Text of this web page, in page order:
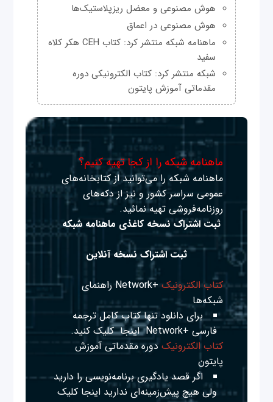
هوش مصنوعی و معضل ریزپلاستیک‌ها
هوش مصنوعی در اعماق
ماهنامه شبکه منتشر کرد: کتاب CEH هکر کلاه
سفید
شبکه منتشر کرد: کتاب الکترونیکی دوره
مقدماتی آموزش پایتون
ماهنامه شبکه را از کجا تهیه کنیم؟
ماهنامه شبکه را می‌توانید از کتابخانه‌های
عمومی سراسر کشور و نیز از دکه‌های
روزنامه‌فروشی تهیه نمائید.
ثبت اشتراک نسخه کاغذی ماهنامه شبکه
ثبت اشتراک نسخه آنلاین
کتاب الکترونیک
+Network راهنمای
شبکه‌ها
برای دانلود تنها کتاب کامل ترجمه
فارسی +Network
اینجا کلیک کنید.
کتاب الکترونیک دوره مقدماتی آموزش
پایتون
اگر قصد یادگیری برنامه‌نویسی را دارید
ولی هیچ پیش‌زمینه‌ای نداریداینجا کلیک